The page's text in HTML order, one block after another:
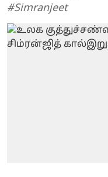
#Simranjeet